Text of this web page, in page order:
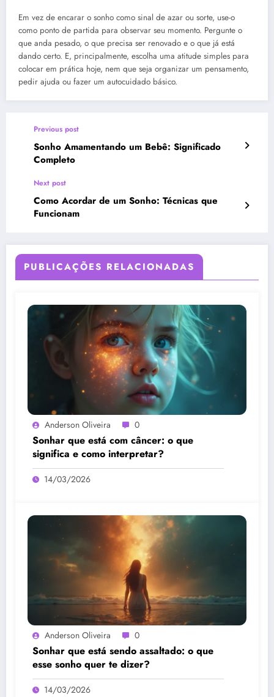
Em vez de encarar o sonho como sinal de azar ou sorte, use-o
como ponto de partida para observar seu momento. Pergunte o
que anda pesado, o que precisa ser renovado e o que já está
dando certo. E, principalmente, escolha uma atitude simples para
colocar em prática hoje, nem que seja organizar um pensamento,
pedir ajuda ou fazer um autocuidado básico.
Previous post
Sonho Amamentando um Bebê: Significado
Completo
Next post
Como Acordar de um Sonho: Técnicas que
Funcionam
PUBLICAÇÕES RELACIONADAS
Anderson Oliveira 0
Sonhar que está com câncer: o que
significa e como interpretar?
14/03/2026
Anderson Oliveira 0
Sonhar que está sendo assaltado: o que
esse sonho quer te dizer?
14/03/2026